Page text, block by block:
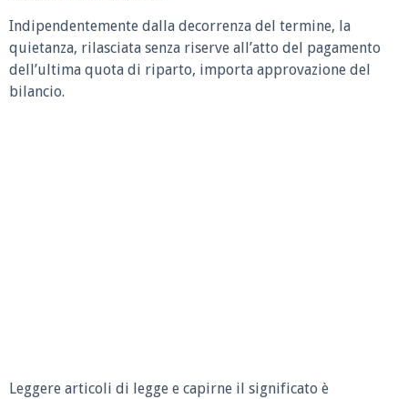
Indipendentemente dalla decorrenza del termine, la
quietanza, rilasciata senza riserve all’atto del pagamento
dell’ultima quota di riparto, importa approvazione del
bilancio.
Leggere articoli di legge e capirne il significato è